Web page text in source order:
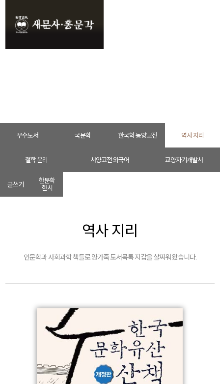
우수도서 국문학 한국학 동양고전 역사 지리
철학 윤리 서양고전 외국어 교양자기개발서
글쓰기
한문학
한시
역사 지리
인문학과 사회과학 책들로 양가죽 도서목록 지갑을 살찌워 왔습니다.